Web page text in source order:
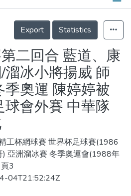
Details
Export
Statistics
二回合 藍道、康
冰小將揚威 師
奧運 陳婷婷被
會外賽 中華隊
工杯網球賽 世界杯足球賽(1986
) 亞洲溜冰賽 冬季奧運會(1988年
3
04T21:52:24Z